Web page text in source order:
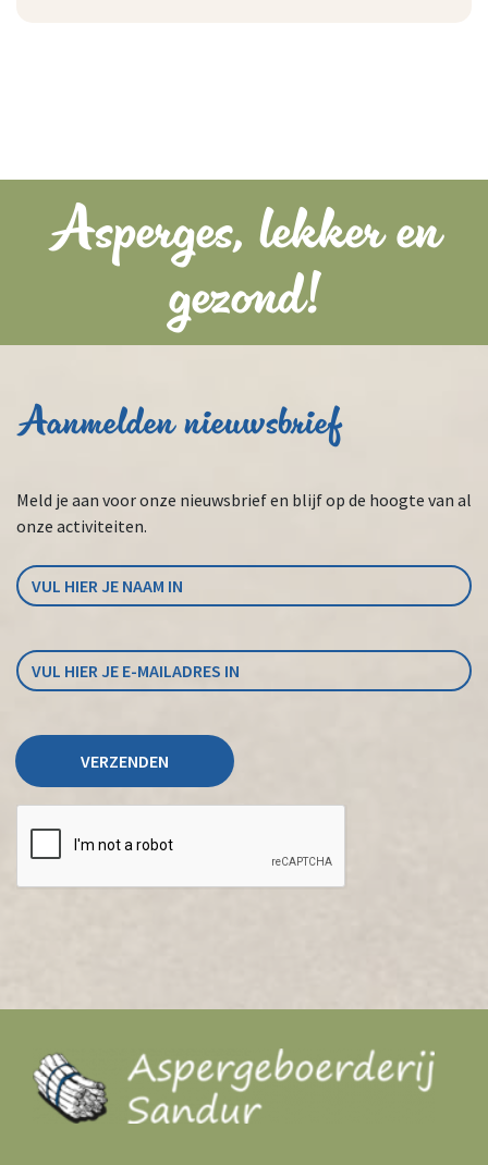
Asperges, lekker en
gezond!
Aanmelden nieuwsbrief
Meld je aan voor onze nieuwsbrief en blijf op de hoogte van al
onze activiteiten.